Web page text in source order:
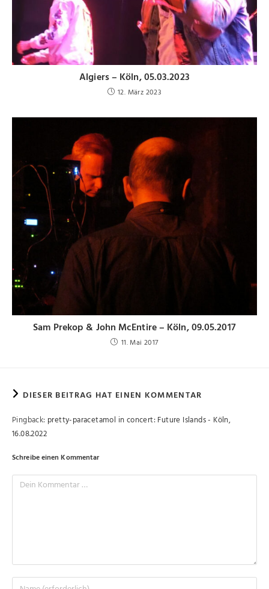
Algiers – Köln, 05.03.2023
12. März 2023
Sam Prekop & John McEntire – Köln, 09.05.2017
11. Mai 2017
DIESER BEITRAG HAT EINEN KOMMENTAR
Pingback: pretty-paracetamol in concert: Future Islands - Köln,
16.08.2022
Schreibe einen Kommentar